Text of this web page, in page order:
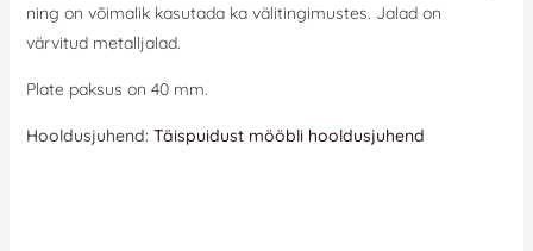
ning on võimalik kasutada ka välitingimustes. Jalad on
värvitud metalljalad.
Plate paksus on 40 mm.
Hooldusjuhend: Täispuidust mööbli hooldusjuhend